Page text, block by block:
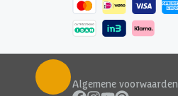
Algemene voorwaarden